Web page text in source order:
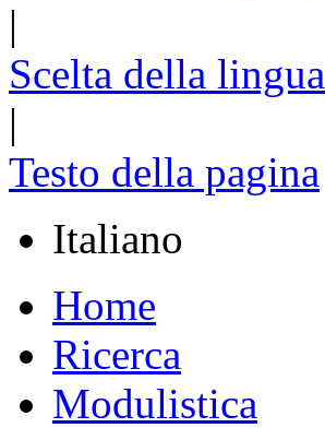
|
Scelta della lingua
|
Testo della pagina
Italiano
Home
Ricerca
Modulistica